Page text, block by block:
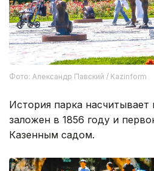
Фото: Александр Павский / Kazinform
История парка
заложен в 1856 году и
Казенным садом.